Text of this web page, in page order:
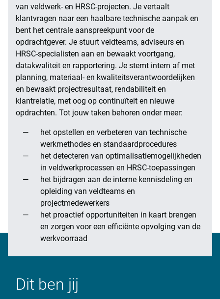
van veldwerk- en HRSC-projecten. Je vertaalt
klantvragen naar een haalbare technische aanpak en
bent het centrale aanspreekpunt voor de
opdrachtgever. Je stuurt veldteams, adviseurs en
HRSC-specialisten aan en bewaakt voortgang,
datakwaliteit en rapportering. Je stemt intern af met
planning, materiaal- en kwaliteitsverantwoordelijken
en bewaakt projectresultaat, rendabiliteit en
klantrelatie, met oog op continuïteit en nieuwe
opdrachten. Tot jouw taken behoren onder meer:
het opstellen en verbeteren van technische
werkmethodes en standaardprocedures
het detecteren van optimalisatiemogelijkheden
in veldwerkprocessen en HRSC-toepassingen
het bijdragen aan de interne kennisdeling en
opleiding van veldteams en
projectmedewerkers
het proactief opportuniteiten in kaart brengen
en zorgen voor een efficiënte opvolging van de
werkvoorraad
Dit ben jij